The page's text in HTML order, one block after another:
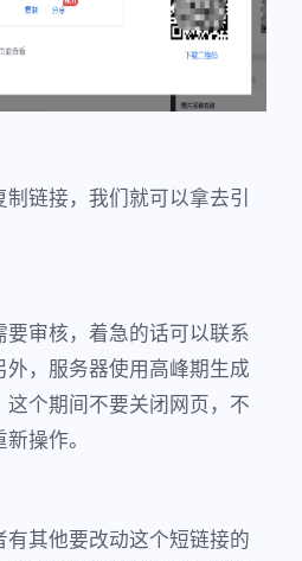
链接，我们就可以拿去引
要审核，着急的话可以联系
外，服务器使用高峰期生成
这个期间不要关闭网页，不
操作。
其他要改动这个短链接的